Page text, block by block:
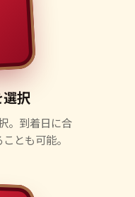
択
。到着日に合
とも可能。